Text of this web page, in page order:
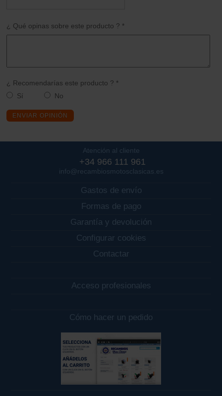
¿ Qué opinas sobre este producto ? *
¿ Recomendarías este producto ? *
Sí
No
ENVIAR OPINIÓN
Atención al cliente
+34 966 111 961
info@recambiosmotosclasicas.es
Gastos de envío
Formas de pago
Garantía y devolución
Configurar cookies
Contactar
Acceso profesionales
Cómo hacer un pedido